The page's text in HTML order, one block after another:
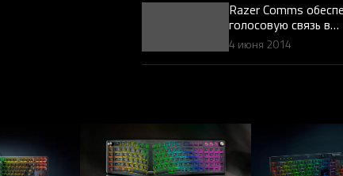
Razer Comms
голосовую связь в
Warhammer 40.000:
4 июня 2014